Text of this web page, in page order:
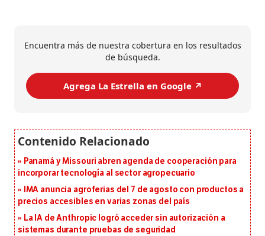
Encuentra más de nuestra cobertura en los resultados
de búsqueda.
Agrega La Estrella en Google ↗️
Panamá y Missouri abren agenda de cooperación para
incorporar tecnología al sector agropecuario
IMA anuncia agroferias del 7 de agosto con productos a
precios accesibles en varias zonas del país
La IA de Anthropic logró acceder sin autorización a
sistemas durante pruebas de seguridad